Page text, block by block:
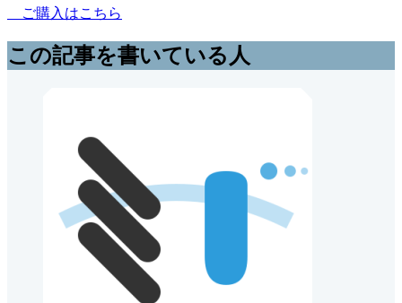
ご購入はこちら
この記事を書いている人